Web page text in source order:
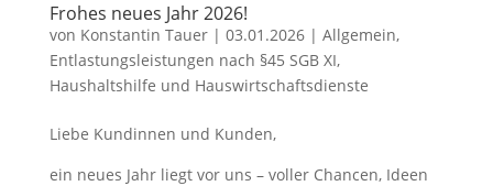
Frohes neues Jahr 2026!
von Konstantin Tauer| 03.01.2026| Allgemein,
Entlastungsleistungen nach §45 SGB XI,
Haushaltshilfe und Hauswirtschaftsdienste
Liebe Kundinnen und Kunden,
ein neues Jahr liegt vor uns – voller Chancen, Ideen